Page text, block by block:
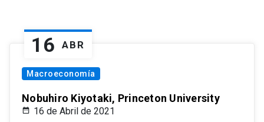
16 ABR
Macroeconomía
Nobuhiro Kiyotaki, Princeton University
16 de Abril de 2021